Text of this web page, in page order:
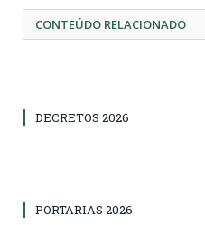
CONTEÚDO RELACIONADO
DECRETOS 2026
PORTARIAS 2026